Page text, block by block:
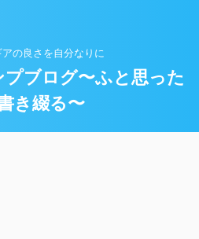
の良さを自分なりに
ブログ〜ふと思った
き綴る〜